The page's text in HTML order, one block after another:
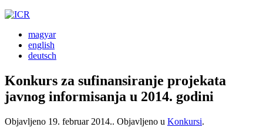
magyar
english
deutsch
Konkurs za sufinansiranje projekata
javnog informisanja u 2014. godini
Objavljeno 19. februar 2014.. Objavljeno u Konkursi.